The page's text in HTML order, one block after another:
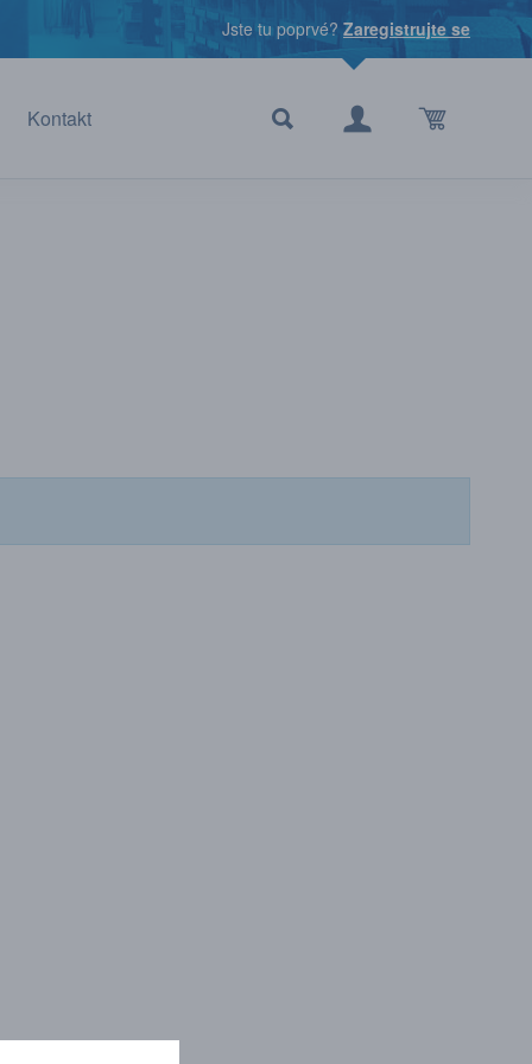
Jste tu poprvé? Zaregistrujte se
Kontakt